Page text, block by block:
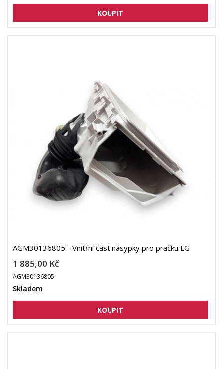
AGM30136805 - Vnitřní část násypky pro pračku LG
1 885,00 Kč
AGM30136805
Skladem